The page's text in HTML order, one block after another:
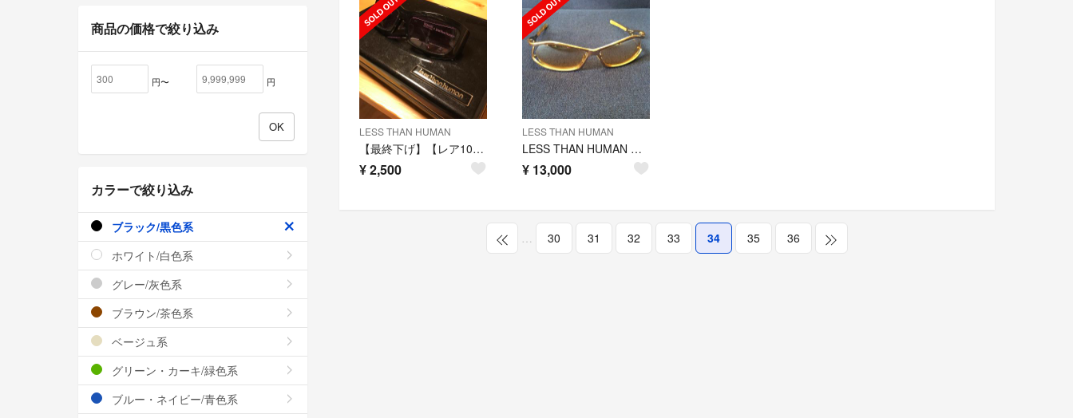
LESS THAN HUMAN
【最終下げ】【レア1000本限定】LESS THAN HUMAN KEMURI
¥2,500
LESS THAN HUMAN
LESS THAN HUMAN レスザンヒューマン 8349 初期
¥ 13,000
… 30 31 32 33 34 35 36
商品の価格で絞り込み
円〜 円
カラーで絞り込み
ブラック/黒色系
ホワイト/白色系
グレー/灰色系
ブラウン/茶色系
ベージュ系
グリーン・カーキ/緑色系
ブルー・ネイビー/青色系